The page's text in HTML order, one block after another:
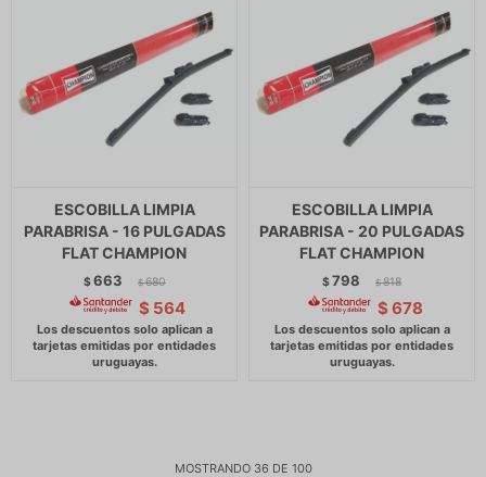
ESCOBILLA LIMPIA
PARABRISA - 16 PULGADAS
FLAT CHAMPION
$663 $ 680
$ 564
ESCOBILLA LIMPIA
PARABRISA - 20 PULGADAS
FLAT CHAMPION
$798 $ 818
$ 678
MOSTRANDO 36 DE 100